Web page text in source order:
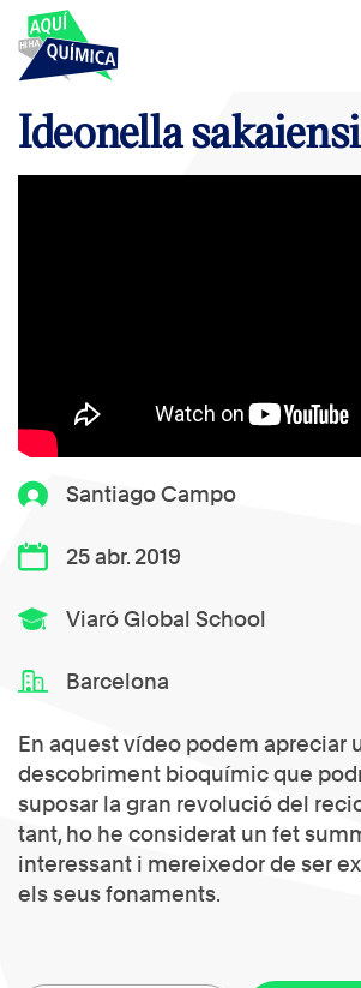
Santiago Campo
25 abr. 2019
Viaró Global School
Barcelona
En aquest vídeo podem apreciar
descobriment bioquímic que
suposar la gran revolució del
tant, ho he considerat un fet
interessant i mereixedor de ser
els seus fonaments.
Ideonella